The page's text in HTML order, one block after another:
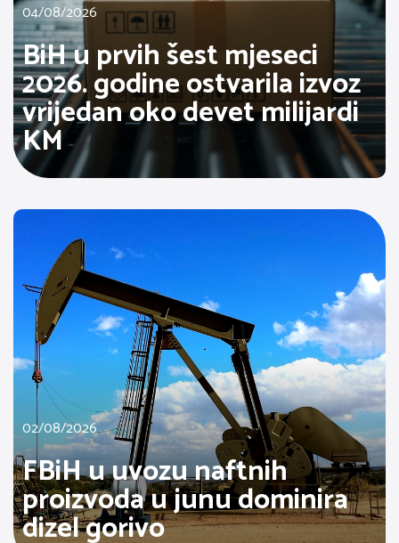
04/08/2026
BiH u prvih šest mjeseci
2026. godine ostvarila izvoz
vrijedan oko devet milijardi
KM
02/08/2026
FBiH u uvozu naftnih
proizvoda u junu dominira
dizel gorivo